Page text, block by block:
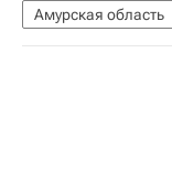
Амурская область
Аналитика